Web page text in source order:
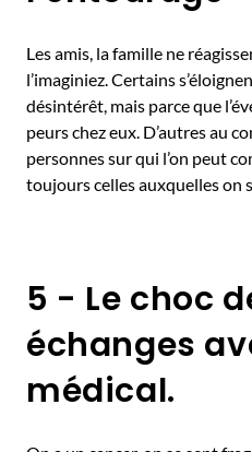
Les amis, la famille ne
l’imaginiez. Certains
désintérêt, mais parce que
peurs chez eux. D’autres au
personnes sur qui l’on peut
toujours celles auxquelles on
5 - Le choc
échanges
médical.